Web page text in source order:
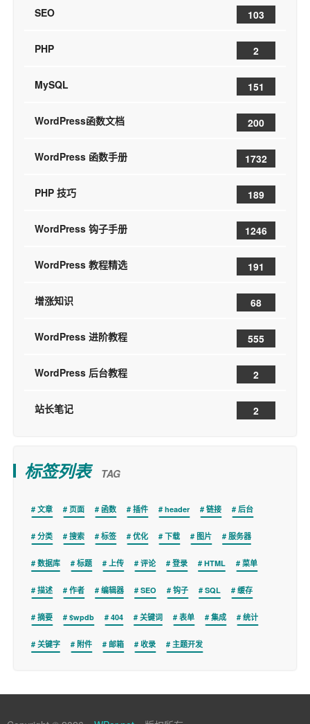
SEO 103
PHP 2
MySQL 151
WordPress函数文档 200
WordPress 函数手册 1732
PHP 技巧 189
WordPress 钩子手册 1246
WordPress 教程精选 191
增涨知识 68
WordPress 进阶教程 555
WordPress 后台教程 2
站长笔记 2
标签列表 TAG
文章 页面 函数 插件 header 链接 后台
分类 搜索 标签 优化 下载 图片 服务器
数据库 标题 上传 评论 登录 HTML 菜单
描述 作者 编辑器 SEO 钩子 SQL 缓存
摘要 $wpdb 404 关键词 表单 集成 统计
关键字 附件 邮箱 收录 主题开发